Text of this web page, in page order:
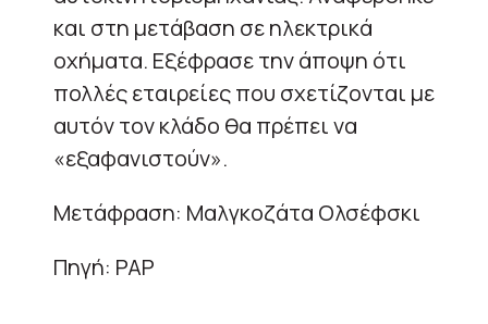
και στη μετάβαση σε ηλεκτρικά
οχήματα. Εξέφρασε την άποψη ότι
πολλές εταιρείες που σχετίζονται με
αυτόν τον κλάδο θα πρέπει να
«εξαφανιστούν».
Μετάφραση: Μαλγκοζάτα Ολσέφσκι
Πηγή: PAP